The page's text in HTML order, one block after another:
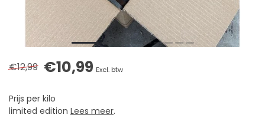
€12,99 €10,99 Excl. btw
Prijs per kilo
limited edition Lees meer.